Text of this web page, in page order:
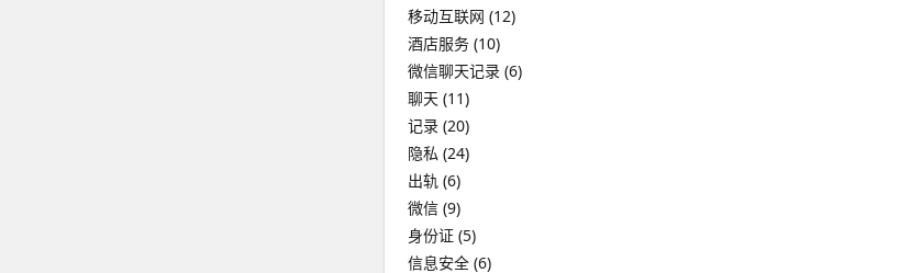
移动互联网 (12)
酒店服务 (10)
微信聊天记录 (6)
聊天 (11)
记录 (20)
隐私 (24)
出轨 (6)
微信 (9)
身份证 (5)
信息安全 (6)